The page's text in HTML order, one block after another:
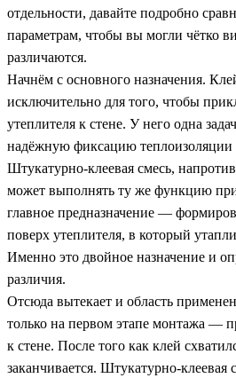
отдельности, давайте подробно
параметрам, чтобы вы могли чётко
различаются.
Начнём с основного назначения.
исключительно для того, чтобы
утеплителя к стене. У него одна
надёжную фиксацию теплоизоляции
Штукатурно-клеевая смесь,
может выполнять ту же функцию
главное предназначение —
поверх утеплителя, в который
Именно это двойное назначение и
различия.
Отсюда вытекает и область
только на первом этапе монтажа —
к стене. После того как клей
заканчивается. Штукатурно-клеевая